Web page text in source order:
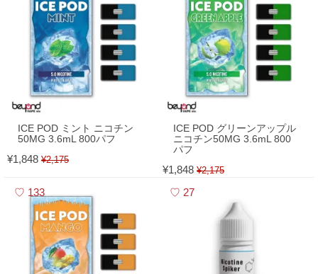
ICE POD ミント ニコチン
50MG 3.6mL 800パフ
¥1,848 ¥2,175
ICE POD グリーンアップル
ニコチン50MG 3.6mL 800
パフ
¥1,848 ¥2,175
133 27